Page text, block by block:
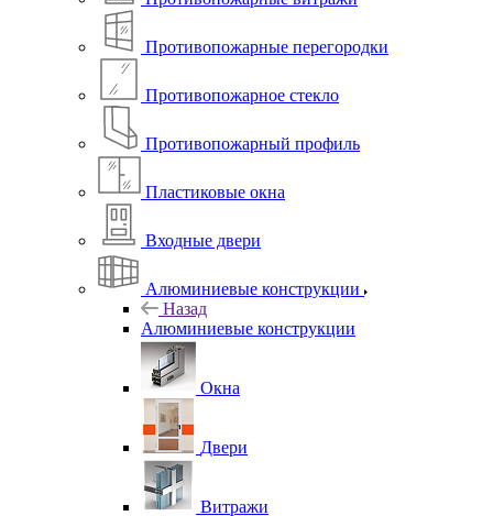
Противопожарные перегородки
Противопожарное стекло
Противопожарный профиль
Пластиковые окна
Входные двери
Алюминиевые конструкции
Назад
Алюминиевые конструкции
Окна
Двери
Витражи